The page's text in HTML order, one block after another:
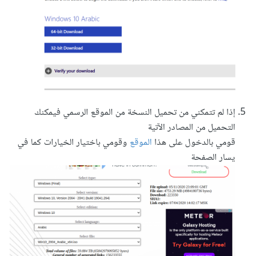
إذا لم تتمكني من تحميل النسخة من الموقع الرسمي فيمكنك
التحميل من المصادر الآتية
قومي بالدخول على هذا الموقعوقومي باختيار الخيارات كما في
يسار الصفحة